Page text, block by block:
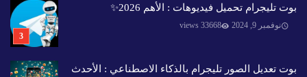
بوت تليجرام تحميل فيديوهات : الأهم 2026✨️
نوفمبر 9, 2024 33668 views
بوت تعديل الصور تليجرام بالذكاء الاصطناعي : الأحدث